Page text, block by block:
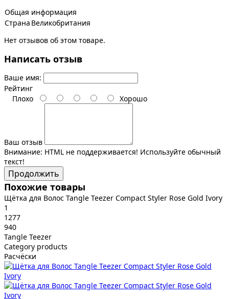
Общая информация
Страна Великобритания
Нет отзывов об этом товаре.
Написать отзыв
Ваше имя:
Рейтинг
Плохо
Хорошо
Ваш отзыв
Внимание: HTML не поддерживается! Используйте обычный
текст!
Продолжить
Похожие товары
Щётка для Волос Tangle Teezer Compact Styler Rose Gold Ivory
1
1277
940
Tangle Teezer
Category products
Расчёски